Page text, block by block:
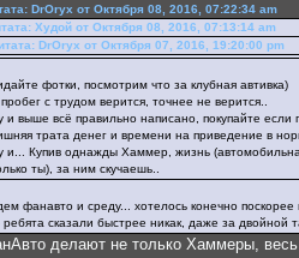
DrOryx от Октября 08, 2016, 07:22:34 am
Худой от Октября 08, 2016, 07:13:14 am
DrOryx от Октября 07, 2016, 19:20:00 pm
фотки, посмотрим что за клубная автивка)
с трудом верится, точнее не верится..
и выше всё правильно написано, покупайте
трата денег и времени на приведение в
и... Купив однажды Хаммер, жизнь
ты), за ним скучаешь..
фанавто и среду... хотелось конечно поскорее
ребята сказали быстрее никак, даже за
делают не только Хаммеры,